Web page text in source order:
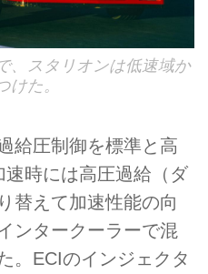
、スタリオンは低速域か
けた。
給圧制御を標準と高
時には高圧過給（ダ
替えて加速性能の向
ンタークーラーで混
。ECIのインジェクタ